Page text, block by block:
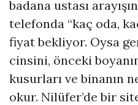
badana ustası
telefonda “kaç oda,
fiyat bekliyor. Oysa
cinsini, önceki
kusurları ve binanın
okur. Nilüfer’de bir